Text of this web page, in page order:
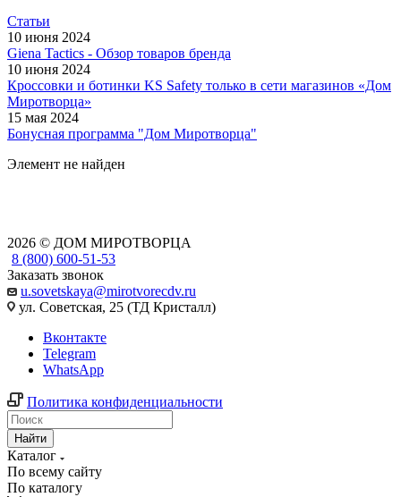
Статьи
10 июня 2024
Giena Tactics - Обзор товаров бренда
10 июня 2024
Кроссовки и ботинки KS Safety только в сети магазинов «Дом
Миротворца»
15 мая 2024
Бонусная программа "Дом Миротворца"
Элемент не найден
2026 © ДОМ МИРОТВОРЦА
8 (800) 600-51-53
Заказать звонок
u.sovetskaya@mirotvorecdv.ru
ул. Советская, 25 (ТД Кристалл)
Вконтакте
Telegram
WhatsApp
Политика конфиденциальности
Найти
Каталог
По всему сайту
По каталогу